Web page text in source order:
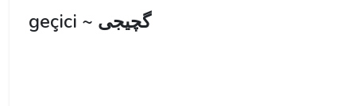
geçici ~ گچیجی